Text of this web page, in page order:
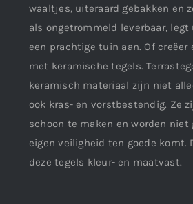
waaltjes, uiteraard gebakken en
als ongetrommeld leverbaar, legt
een prachtige tuin aan. Of creëer
met keramische tegels.
keramisch materiaal zijn niet
ook kras- en vorstbestendig. Ze
schoon te maken en worden niet
eigen veiligheid ten goede komt.
deze tegels kleur- en maatvast.